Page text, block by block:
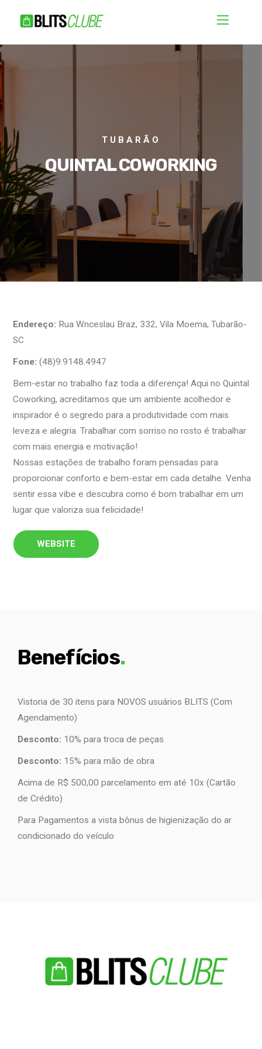
TUBARÃO
QUINTAL COWORKING
Endereço: Rua Wnceslau Braz, 332, Vila Moema, Tubarão-
SC
Fone:(48)9.9148.4947
Bem-estar no trabalho faz toda a diferença! Aqui no Quintal
Coworking, acreditamos que um ambiente acolhedor e
inspirador é o segredo para a produtividade com mais
leveza e alegria. Trabalhar com sorriso no rosto é trabalhar
com mais energia e motivação!
Nossas estações de trabalho foram pensadas para
proporcionar conforto e bem-estar em cada detalhe. Venha
sentir essa vibe e descubra como é bom trabalhar em um
lugar que valoriza sua felicidade!
WEBSITE
Benefícios.
Vistoria de 30 itens para NOVOS usuários BLITS (Com
Agendamento)
Desconto: 10% para troca de peças
Desconto: 15% para mão de obra
Acima de R$ 500,00 parcelamento em até 10x (Cartão
de Crédito)
Para Pagamentos a vista bônus de higienização do ar
condicionado do veículo